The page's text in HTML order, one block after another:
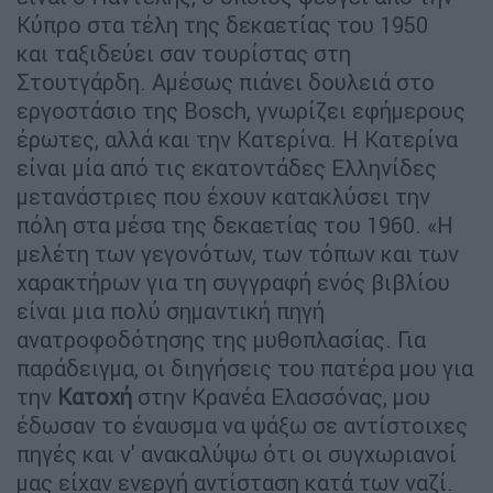
Κύπρο στα τέλη της δεκαετίας του 1950
και ταξιδεύει σαν τουρίστας στη
Στουτγάρδη. Αμέσως πιάνει δουλειά στο
εργοστάσιο της Bosch, γνωρίζει εφήμερους
έρωτες, αλλά και την Κατερίνα. Η Κατερίνα
είναι μία από τις εκατοντάδες Ελληνίδες
μετανάστριες που έχουν κατακλύσει την
πόλη στα μέσα της δεκαετίας του 1960. «Η
μελέτη των γεγονότων, των τόπων και των
χαρακτήρων για τη συγγραφή ενός βιβλίου
είναι μια πολύ σημαντική πηγή
ανατροφοδότησης της μυθοπλασίας. Για
παράδειγμα, οι διηγήσεις του πατέρα μου για
την Κατοχή στην Κρανέα Ελασσόνας, μου
έδωσαν το έναυσμα να ψάξω σε αντίστοιχες
πηγές και ν' ανακαλύψω ότι οι συγχωριανοί
μας είχαν ενεργή αντίσταση κατά των ναζί.